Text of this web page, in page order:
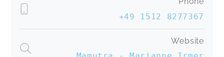
Danke für den schönen Workshop!😊
DIY duftende Geschenke selbst gemacht
Sabine,Dec 16
+49 1512 8277367
Website